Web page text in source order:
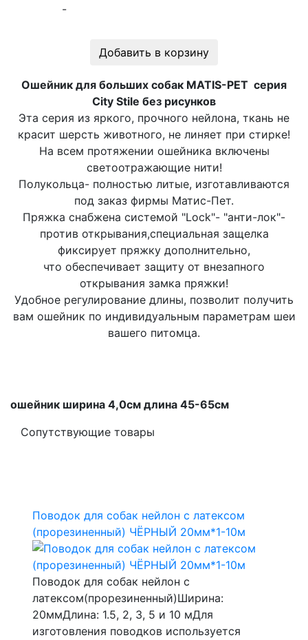
-
Добавить в корзину
Ошейник для больших собак MATIS-PET серия
City Stile без рисунков
Эта серия из яркого, прочного нейлона, ткань не
красит шерсть животного, не линяет при стирке!
На всем протяжении ошейника включены
светоотражающие нити!
Полукольца- полностью литые, изготавливаются
под заказ фирмы Матис-Пет.
Пряжка снабжена системой "Lock"- "анти-лок"-
против открывания,специальная защелка
фиксирует пряжку дополнительно,
что обеспечивает защиту от внезапного
открывания замка пряжки!
Удобное регулирование длины, позволит получить
вам ошейник по индивидуальным параметрам шеи
вашего питомца.
ошейник ширина 4,0см длина 45-65см
Сопутствующие товары
Поводок для собак нейлон с латексом
(прорезиненный) ЧЁРНЫЙ 20мм*1-10м
Поводок для собак нейлон с
латексом(прорезиненный)Ширина:
20ммДлина: 1.5, 2, 3, 5 и 10 мДля
изготовления поводков используется